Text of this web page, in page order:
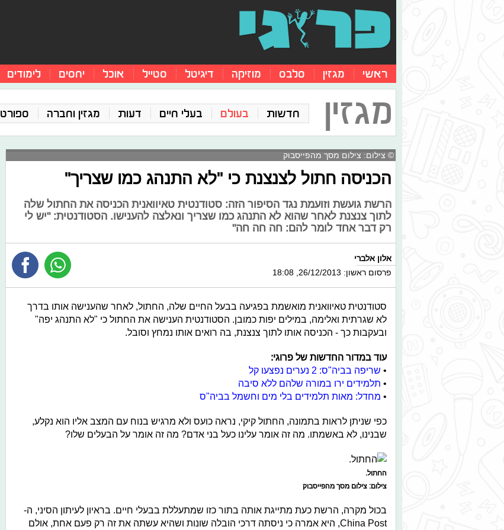
ראשי מגזין סלבס מוזיקה דיגיטל סטייל אוכל יחסים לימודים
מגזין חדשות בעולם בעלי חיים דעות מגזין וחברה ספורט
© צילום: צילום מסך מהפייסבוק
הכניסה חתול לצנצנת כי "לא התנהג כמו שצריך"
הרשת גועשת וזועמת נגד הסיפור הזה: סטודנטית טאיוואנית הכניסה את החתול שלה
לתוך צנצנת לאחר שהוא לא התנהג כמו שצריך ונאלצה להענישו. הסטודנטית: "יש לי
רק דבר אחד לומר להם: חה חה חה"
אלון אלברי
פרסום ראשון: 26/12/2013, 18:08
סטודנטית טאיוואנית מואשמת בפגיעה בבעל החיים שלה, החתול, לאחר שהענישה אותו בדרך
לא שגרתית ואלימה, במילים יפות כמובן. הסטודנטית הענישה את החתול כי "לא התנהג יפה"
ובעקבות כך - הכניסה אותו לתוך צנצנת, בה רואים אותו נמחץ וסובל.
עוד במדור החדשות של פרוגי:
• שריפה בביה"ס: 2 נערים נפצעו קל
• תלמידים ירו במורה שלהם ללא סיבה
• מחדל: מאות תלמידים בלי מים וחשמל בביה"ס
כפי שניתן לראות בתמונה, החתול קיקי, נראה כועס ולא מרגיש בנוח עם המצב אליו הוא נקלע,
שבנינו, לא באשמתו. מה זה אומר עלינו כעל בני אדם? מה זה אומר על הבעלים שלו?
החתול.
צילום: צילום מסך מהפייסבוק
בכול מקרה, הרשת כעת מתייגת אותה בתור כזו שמתעללת בבעלי חיים. בראיון לעיתון הסיני, ה-
China Post, היא אמרה כי ניסתה דרכי הובלה שונות ושהיא עשתה את זה רק פעם אחת, אולם